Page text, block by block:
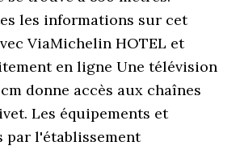
les informations sur cet
ViaMichelin HOTEL et
en ligne Une télévision
donne accès aux chaînes
Les équipements et
par l'établissement